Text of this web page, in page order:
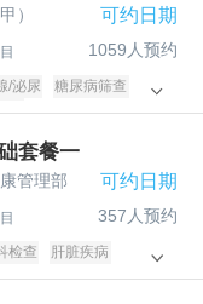
） 可约日期
1059人预约
/泌尿
糖尿病筛查
士
套餐一
管理部 可约日期
357人预约
检查
肝脏疾病